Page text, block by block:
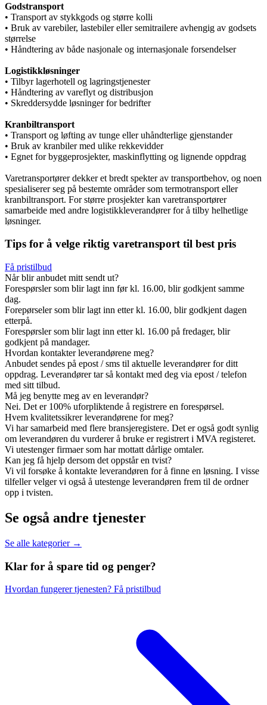
Godstransport
• Transport av stykkgods og større kolli
• Bruk av varebiler, lastebiler eller semitrailere avhengig av godsets
størrelse
• Håndtering av både nasjonale og internasjonale forsendelser
Logistikkløsninger
• Tilbyr lagerhotell og lagringstjenester
• Håndtering av vareflyt og distribusjon
• Skreddersydde løsninger for bedrifter
Kranbiltransport
• Transport og løfting av tunge eller uhåndterlige gjenstander
• Bruk av kranbiler med ulike rekkevidder
• Egnet for byggeprosjekter, maskinflytting og lignende oppdrag
Varetransportører dekker et bredt spekter av transportbehov, og noen
spesialiserer seg på bestemte områder som termotransport eller
kranbiltransport. For større prosjekter kan varetransportører
samarbeide med andre logistikkleverandører for å tilby helhetlige
løsninger.
Tips for å velge riktig varetransport til best pris
Få pristilbud
Når blir anbudet mitt sendt ut?
Forespørsler som blir lagt inn før kl. 16.00, blir godkjent samme
dag.
Forepørseler som blir lagt inn etter kl. 16.00, blir godkjent dagen
etterpå.
Forespørsler som blir lagt inn etter kl. 16.00 på fredager, blir
godkjent på mandager.
Hvordan kontakter leverandørene meg?
Anbudet sendes på epost / sms til aktuelle leverandører for ditt
oppdrag. Leverandører tar så kontakt med deg via epost / telefon
med sitt tilbud.
Må jeg benytte meg av en leverandør?
Nei. Det er 100% uforpliktende å registrere en forespørsel.
Hvem kvalitetssikrer leverandørene for meg?
Vi har samarbeid med flere bransjeregistere. Det er også godt synlig
om leverandøren du vurderer å bruke er registrert i MVA registeret.
Vi utestenger firmaer som har mottatt dårlige omtaler.
Kan jeg få hjelp dersom det oppstår en tvist?
Vi vil forsøke å kontakte leverandøren for å finne en løsning. I visse
tilfeller velger vi også å utestenge leverandøren frem til de ordner
opp i tvisten.
Se også andre tjenester
Se alle kategorier →
Klar for å spare tid og penger?
Hvordan fungerer tjenesten? Få pristilbud